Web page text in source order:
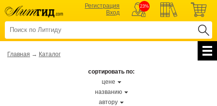
Регистрация
Вход
23%
Главная → Каталог
сортировать по:
цене
названию
автору